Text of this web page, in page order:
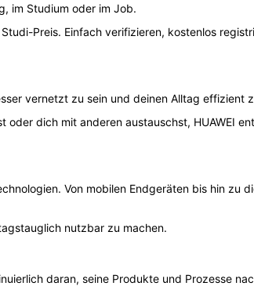
im Studium oder im Job.
Preis. Einfach verifizieren, kostenlos
vernetzt zu sein und deinen Alltag effizient
dich mit anderen austauschst, HUAWEI
Von mobilen Endgeräten bis hin zu
nutzbar zu machen.
daran, seine Produkte und Prozesse